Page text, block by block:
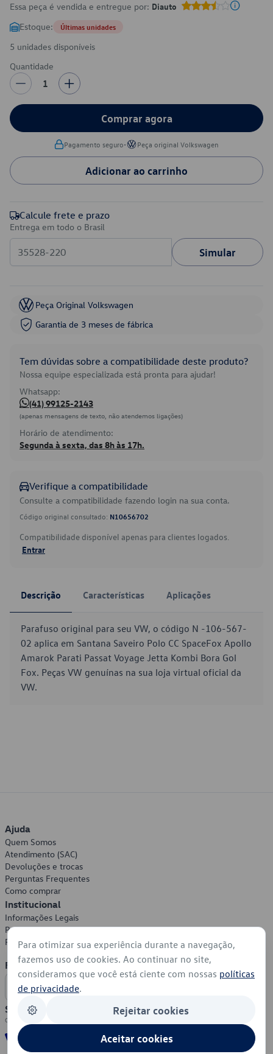
Essa peça é vendida e entregue por: Diauto
Estoque: Últimas unidades
5 unidades disponíveis
Quantidade
1
Comprar agora
Pagamento seguro• Peça original Volkswagen
Adicionar ao carrinho
Calcule frete e prazo
Entrega em todo o Brasil
Simular
Peça Original Volkswagen
Garantia de 3 meses de fábrica
Tem dúvidas sobre a compatibilidade deste produto?
Nossa equipe especializada está pronta para ajudar!
Whatsapp:
(41) 99125-2143
(apenas mensagens de texto, não atendemos ligações)
Horário de atendimento:
Segunda à sexta, das 8h às 17h.
Verifique a compatibilidade
Consulte a compatibilidade fazendo login na sua conta.
Código original consultado: N10656702
Compatibilidade disponível apenas para clientes logados.
Entrar
Descrição Características Aplicações
Parafuso original para seu VW, o código N -106-567-
02 aplica em Santana Saveiro Polo CC SpaceFox Apollo
Amarok Parati Passat Voyage Jetta Kombi Bora Gol
Fox. Peças VW genuínas na sua loja virtual oficial da
VW.
Ajuda
Quem Somos
Atendimento (SAC)
Devoluções e trocas
Perguntas Frequentes
Como comprar
Institucional
Informações Legais
Política de Privacidade
Política de Cookies
Formas de Pagamento
Segurança
Para otimizar sua experiência durante a navegação,
fazemos uso de cookies. Ao continuar no site,
consideramos que você está ciente com nossas políticas
de privacidade.
Rejeitar cookies
Aceitar cookies